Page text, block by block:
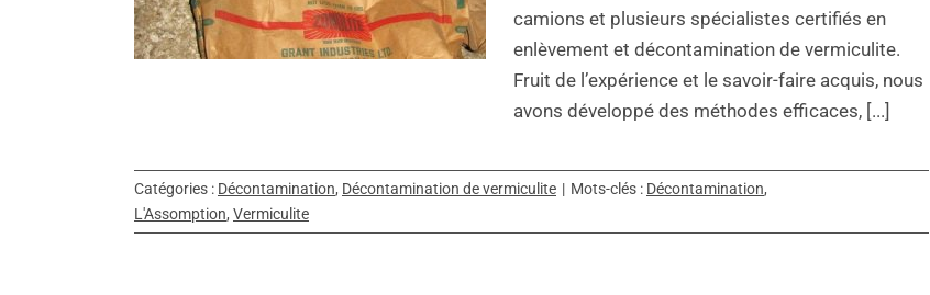
camions et plusieurs spécialistes certifiés en
enlèvement et décontamination de vermiculite.
Fruit de l’expérience et le savoir-faire acquis, nous
avons développé des méthodes efficaces, [...]
Catégories : Décontamination, Décontamination de vermiculite | Mots-clés : Décontamination,
L'Assomption, Vermiculite